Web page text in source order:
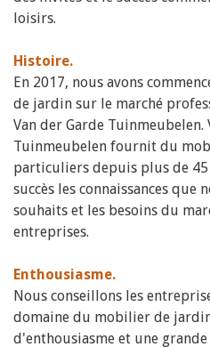
loisirs.
Histoire.
En 2017, nous avons
de jardin sur le marché
Van der Garde Tuinmeubelen.
Tuinmeubelen fournit du
particuliers depuis plus de 45
succès les connaissances que
souhaits et les besoins du
entreprises.
Enthousiasme.
Nous conseillons les
domaine du mobilier de
d'enthousiasme et une